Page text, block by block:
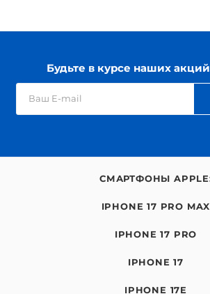
Будьте в курсе наших
СМАРТФОНЫ
IPHONE 17 PRO MAX
IPHONE 17 PRO
IPHONE 17
IPHONE 17E